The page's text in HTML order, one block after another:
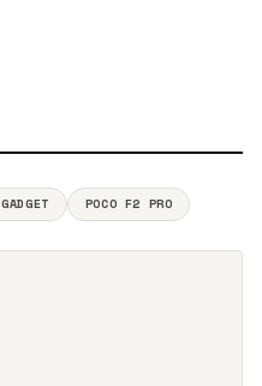
GADGET POCO F2 PRO